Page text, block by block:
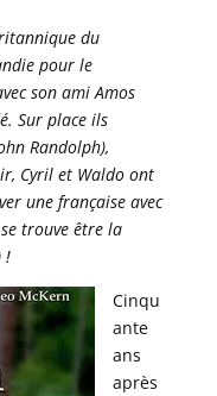
du
pour le
son ami Amos
Sur place ils
Randolph),
Cyril et Waldo ont
une française avec
trouve être la
!
Cinqu
ante
ans
après